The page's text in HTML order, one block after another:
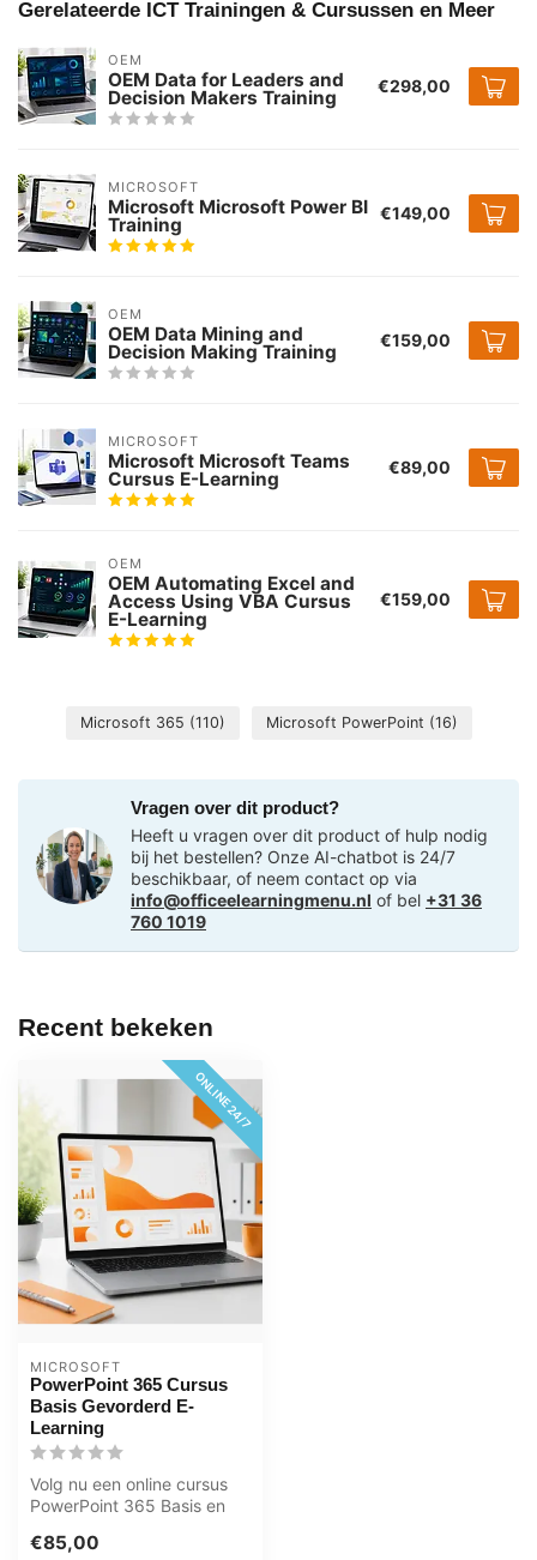
Gerelateerde ICT Trainingen & Cursussen en Meer
OEM
OEM Data for Leaders and
Decision Makers Training €298,00
MICROSOFT
Microsoft Microsoft Power BI
Training €149,00
OEM
OEM Data Mining and
Decision Making Training €159,00
MICROSOFT
Microsoft Microsoft Teams
Cursus E-Learning €89,00
OEM
OEM Automating Excel and
Access Using VBA Cursus
E-Learning
€159,00
Microsoft 365 (110) Microsoft PowerPoint (16)
Vragen over dit product?
Heeft u vragen over dit product of hulp nodig
bij het bestellen? Onze AI-chatbot is 24/7
beschikbaar, of neem contact op via
info@officeelearningmenu.nl of bel +31 36
760 1019
Recent bekeken
ONLINE 24/7
MICROSOFT
PowerPoint 365 Cursus
Basis Gevorderd E-
Learning
Volg nu een online cursus
PowerPoint 365 Basis en
...
€85,00